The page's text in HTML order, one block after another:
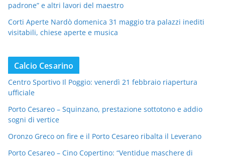
padrone” e altri lavori del maestro
Corti Aperte Nardò domenica 31 maggio tra palazzi inediti
visitabili, chiese aperte e musica
Calcio Cesarino
Centro Sportivo Il Poggio: venerdì 21 febbraio riapertura
ufficiale
Porto Cesareo – Squinzano, prestazione sottotono e addio
sogni di vertice
Oronzo Greco on fire e il Porto Cesareo ribalta il Leverano
Porto Cesareo – Cino Copertino: “Ventidue maschere di